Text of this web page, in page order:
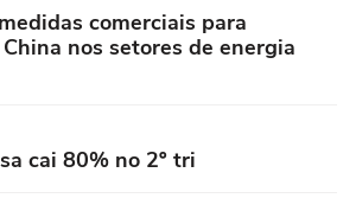
comerciais para
nos setores de energia
cai 80% no 2º tri